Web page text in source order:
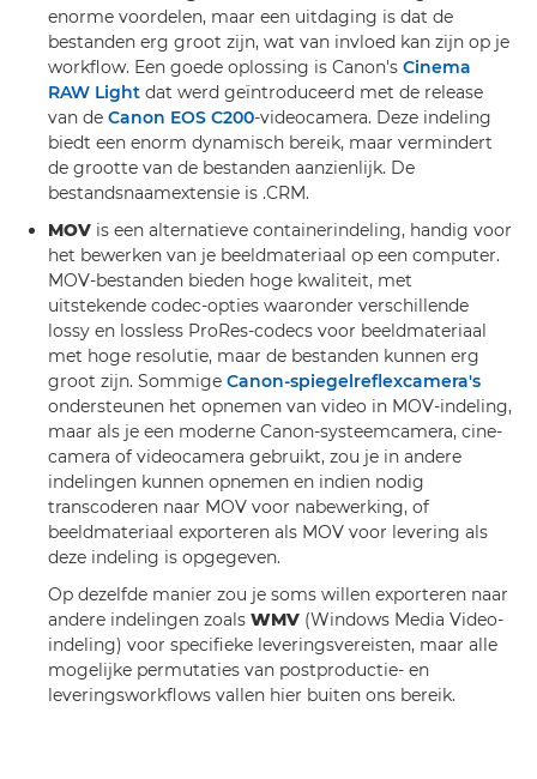
enorme voordelen, maar een uitdaging is dat de
bestanden erg groot zijn, wat van invloed kan zijn op je
workflow. Een goede oplossing is Canon's Cinema
RAW Light dat werd geïntroduceerd met de release
van de Canon EOS C200-videocamera. Deze indeling
biedt een enorm dynamisch bereik, maar vermindert
de grootte van de bestanden aanzienlijk. De
bestandsnaamextensie is .CRM.
MOV is een alternatieve containerindeling, handig voor
het bewerken van je beeldmateriaal op een computer.
MOV-bestanden bieden hoge kwaliteit, met
uitstekende codec-opties waaronder verschillende
lossy en lossless ProRes-codecs voor beeldmateriaal
met hoge resolutie, maar de bestanden kunnen erg
groot zijn. Sommige Canon-spiegelreflexcamera's
ondersteunen het opnemen van video in MOV-indeling,
maar als je een moderne Canon-systeemcamera, cine-
camera of videocamera gebruikt, zou je in andere
indelingen kunnen opnemen en indien nodig
transcoderen naar MOV voor nabewerking, of
beeldmateriaal exporteren als MOV voor levering als
deze indeling is opgegeven.
Op dezelfde manier zou je soms willen exporteren naar
andere indelingen zoals WMV (Windows Media Video-
indeling) voor specifieke leveringsvereisten, maar alle
mogelijke permutaties van postproductie- en
leveringsworkflows vallen hier buiten ons bereik.